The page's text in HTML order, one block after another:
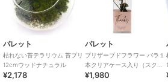
サイズ
素材
容器：ガラス 内容物
ドモス プリザーブドグ
商品のお取り扱い方法
お手入れ
お手入れ不要です。劣
パレット
枯れない苔テラリウム 苔プリ
12cmウッドナチュラル
¥2,178
パレット
プリザーブドフラワー バラ１
本クリアケース入り（スクエ
ア）ブライトピンク
¥1,980